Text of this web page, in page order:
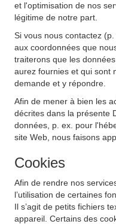
et l'optimisation de nos
légitime de notre part.
Si vous nous contactez
aux coordonnées que
traiterons que les
aurez fournies et qui sont
demande et y répondre.
Afin de mener à bien les
décrites dans la présente
données, p. ex. pour
site Web, nous faisons
Cookies
Afin de rendre nos
l’utilisation de certaines
Il s’agit de petits fichiers
appareil. Certains des